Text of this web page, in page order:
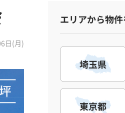
日(月)
エリアから物
埼玉県
東京都